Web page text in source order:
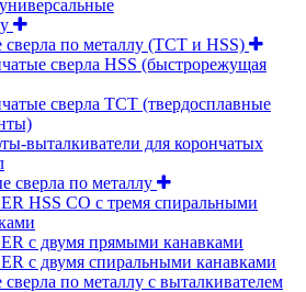
по металлу (TCT и HSS)
сверла HSS (быстрорежущая
сверла TCT (твердосплавные
выталкиватели для корончатых
сверла по металлу
HSS CО с тремя спиральными
с двумя прямыми канавками
с двумя спиральными канавками
по металлу c выталкивателем